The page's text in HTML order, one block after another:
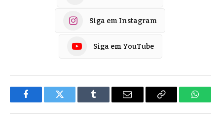
Siga em Instagram
Siga em YouTube
FacebookTwitter Tumblr
E-
Copiar